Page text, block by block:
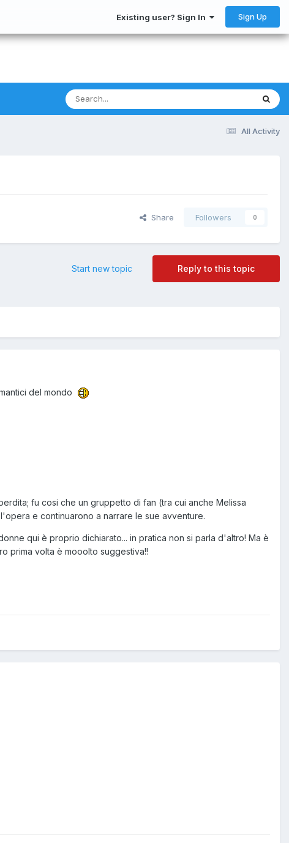
Existing user? Sign In Sign Up
All Activity
Share Followers 0
Reply to this topic
Start new topic
del mondo
fu cosi che un gruppetto di fan (tra cui anche Melissa
e continuarono a narrare le sue avventure.
qui è proprio dichiarato... in pratica non si parla d'altro! Ma è
prima volta è mooolto suggestiva!!